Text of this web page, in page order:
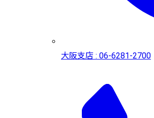
大阪支店 : 06-6281-2700